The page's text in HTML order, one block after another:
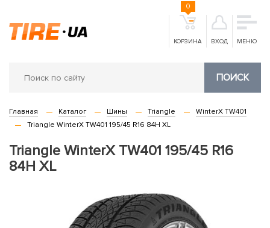
КОРЗИНА
0
ВХОД МЕНЮ
ПОИСК
Главная Каталог Шины Triangle
WinterX TW401
Triangle WinterX TW401 195/45 R16 84H XL
Triangle WinterX TW401 195/45 R16
84H XL